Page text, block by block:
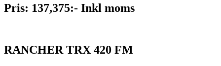
Pris: 137,375:- Inkl moms
RANCHER TRX 420 FM